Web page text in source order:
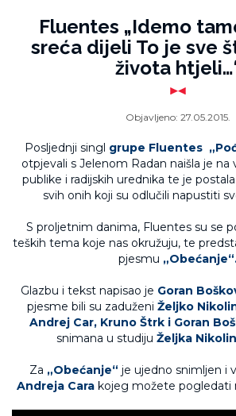
Fluentes „Idemo
sreća dijeli To je sve
života
Objavljeno: 27.05.2015.
Posljednji singl grupe Fluentes
otpjevali s Jelenom Radan naišla je na
publike i radijskih urednika te je
svih onih koji su odlučili napustiti
S proljetnim danima, Fluentes su se
teških tema koje nas okružuju, te
pjesmu
Glazbu i tekst napisao je Goran
pjesme bili su zaduženi Željko
Andrej Car, Kruno Štrk i Goran
snimana u studiju Željka
Za „Obećanje“ je ujedno snimljen i
Andreja Cara kojeg možete pogledati